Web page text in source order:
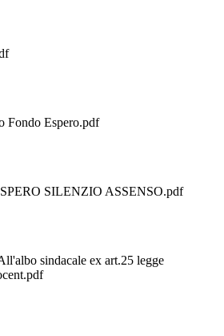
Fondo Espero.pdf
SILENZIO ASSENSO.pdf
sindacale ex art.25 legge